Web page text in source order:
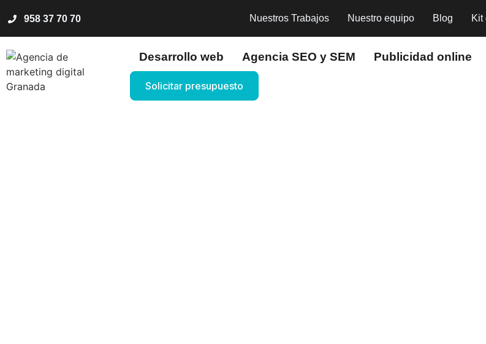
958 37 70 70 Nuestros Trabajos Nuestro equipo Blog Kit
Desarrollo web Agencia SEO y SEM Publicidad online
Solicitar presupuesto